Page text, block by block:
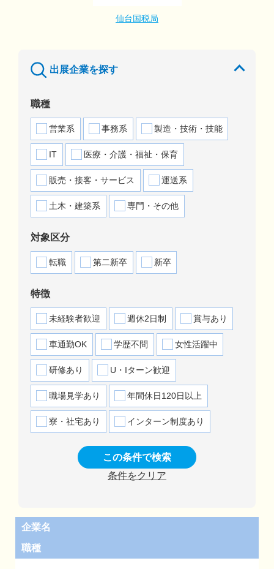
仙台国税局
出展企業を探す
職種
営業系 事務系 製造・技術・技能
IT 医療・介護・福祉・保育
販売・接客・サービス 運送系
土木・建築系 専門・その他
対象区分
転職 第二新卒 新卒
特徴
未経験者歓迎 週休2日制 賞与あり
車通勤OK 学歴不問 女性活躍中
研修あり U・Iターン歓迎
職場見学あり 年間休日120日以上
寮・社宅あり インターン制度あり
条件をクリア
この条件で検索
企業名
職種